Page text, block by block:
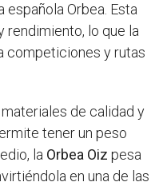
Orbea. Esta
rendimiento, lo que la
competiciones y rutas
de calidad y
tener un peso
la Orbea Oiz pesa
en una de las